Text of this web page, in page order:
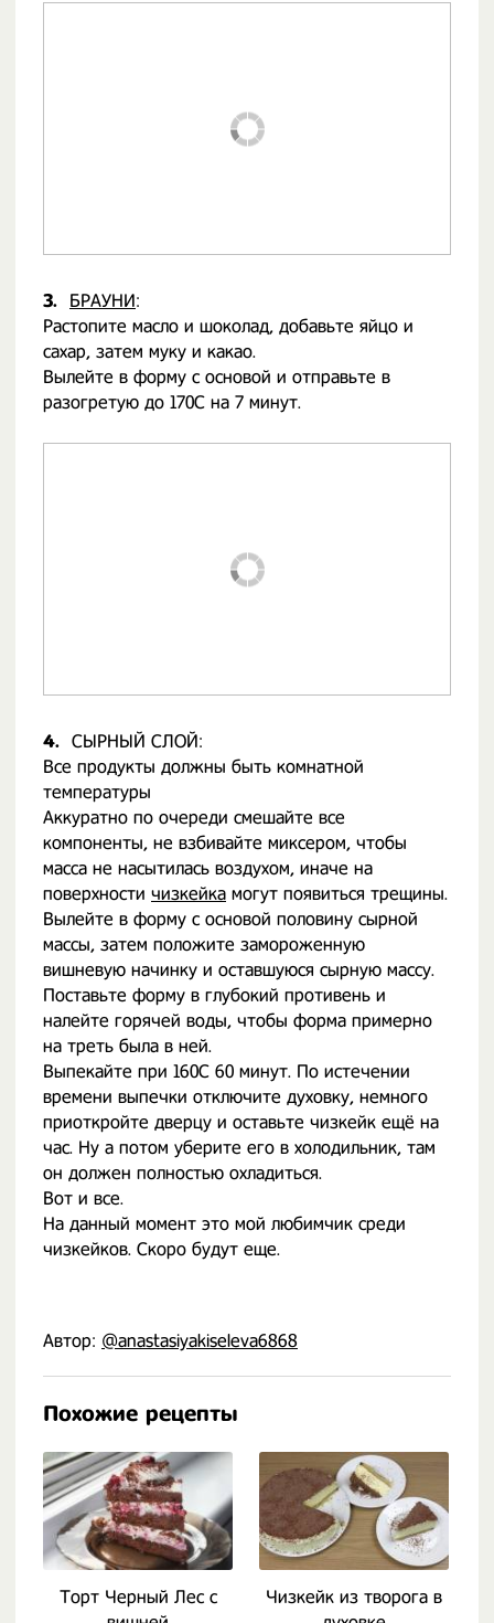
3. БРАУНИ:
Растопите масло и шоколад, добавьте яйцо и
сахар, затем муку и какао.
Вылейте в форму с основой и отправьте в
разогретую до 170С на 7 минут.
4. СЫРНЫЙ СЛОЙ:
Все продукты должны быть комнатной
температуры
Аккуратно по очереди смешайте все
компоненты, не взбивайте миксером, чтобы
масса не насытилась воздухом, иначе на
поверхности чизкейка могут появиться трещины.
Вылейте в форму с основой половину сырной
массы, затем положите замороженную
вишневую начинку и оставшуюся сырную массу.
Поставьте форму в глубокий противень и
налейте горячей воды, чтобы форма примерно
на треть была в ней.
Выпекайте при 160С 60 минут. По истечении
времени выпечки отключите духовку, немного
приоткройте дверцу и оставьте чизкейк ещё на
час. Ну а потом уберите его в холодильник, там
он должен полностью охладиться.
Вот и все.
На данный момент это мой любимчик среди
чизкейков. Скоро будут еще.
Автор: @anastasiyakiseleva6868
Похожие рецепты
Торт Черный Лес с
Чизкейк из творога в